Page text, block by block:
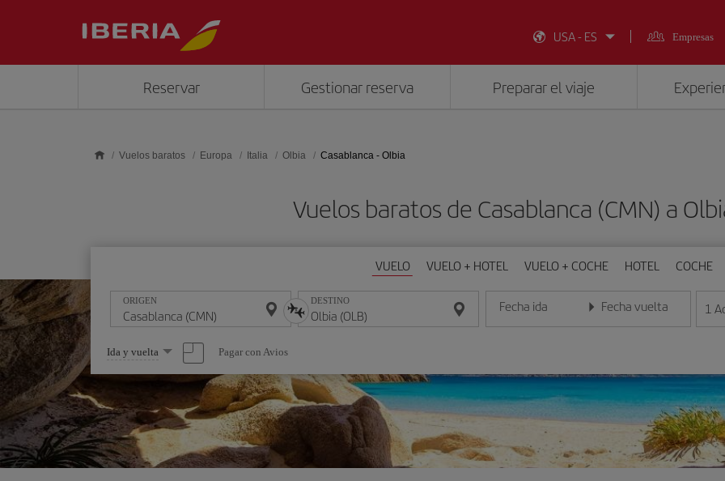
USA - ES
Empresas
Reservar Gestionar reserva Preparar el viaje
Vuelos baratos Europa Italia Olbia Casablanca - Olbia
Vuelos baratos de Casablanca (CMN) a
VUELO VUELO + HOTEL VUELO + COCHE HOTEL COCHE
ORIGEN DESTINO Fecha ida
Introduce la fecha en formato día/mes/año
Fecha vuelta
Introduce la fecha en 1
Seleccione
una
opción
Ida y vuelta Pagar con Avios